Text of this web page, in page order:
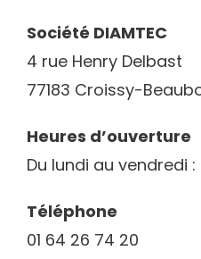
Société DIAMTEC
4 rue Henry Delbast
77183 Croissy-
Heures d’ouverture
Du lundi au vendredi :
Téléphone
01 64 26 74 20